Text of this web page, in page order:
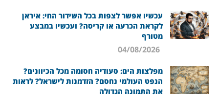
עכשיו אפשר לצפות בכל השידור החי: איראן
לקראת הכרעה או קריסה? ועכשיו במבצע
מטורף
מפלצות הים: סעודיה חסומה מכל הכיוונים?
הנפט העולמי נחסם? הזדמנות לישראל? לראות
את התמונה הגדולה